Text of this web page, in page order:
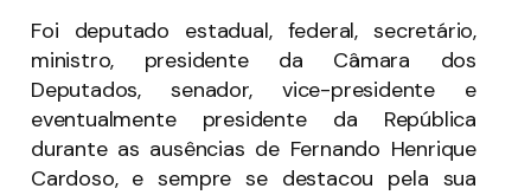
Foi deputado estadual, federal, secretário,
ministro, presidente da Câmara dos
Deputados, senador, vice-presidente e
eventualmente presidente da República
durante as ausências de Fernando Henrique
Cardoso, e sempre se destacou pela sua